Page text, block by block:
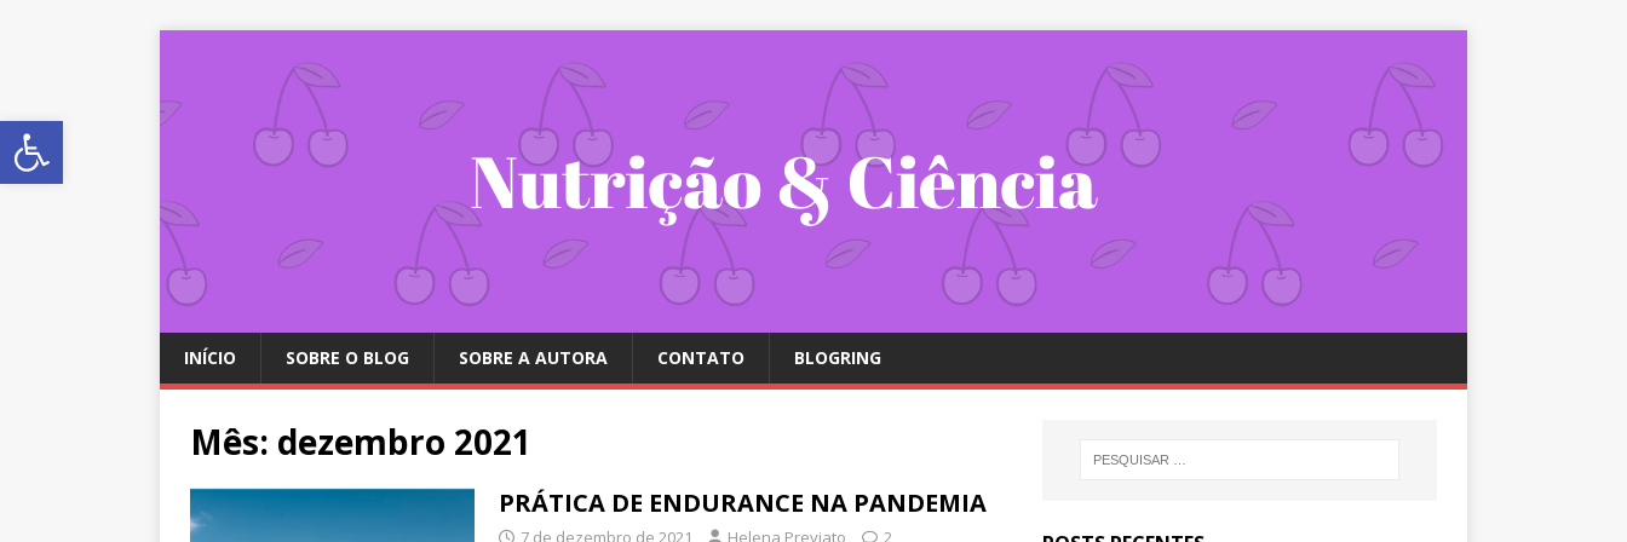
Abrir a barra de ferramentas
INÍCIO SOBRE O BLOG SOBRE A AUTORA CONTATO BLOGRING
Mês: dezembro 2021
PRÁTICA DE ENDURANCE NA PANDEMIA
7 de dezembro de 2021 Helena Previato 2